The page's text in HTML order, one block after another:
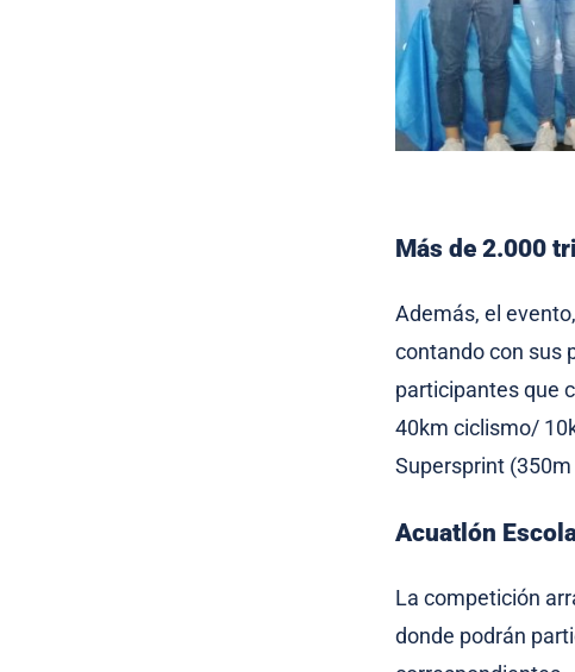
Más de 2.000
Además, el
contando con sus
participantes que
40km ciclismo/
Supersprint
Acuatlón
La competición
donde podrán